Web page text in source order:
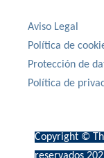
Aviso Legal
Política de
Protección de
Política de
Copyright ©
reservados